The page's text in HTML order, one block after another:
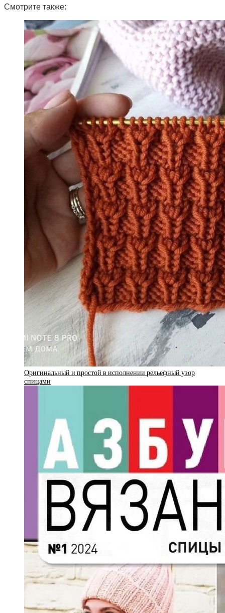
Смотрите также:
Оригинальный и простой в исполнении рельефный узор
спицами